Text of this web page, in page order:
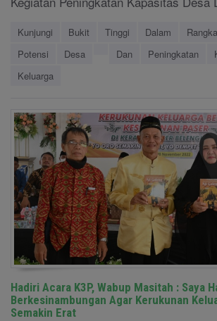
Kunjungi Bukit Tinggi Dalam Rangka
Potensi
Desa Dan Peningkatan
Keluarga
Hadiri Acara K3P, Wabup Masitah : Saya
Berkesinambungan Agar Kerukunan
Semakin Erat